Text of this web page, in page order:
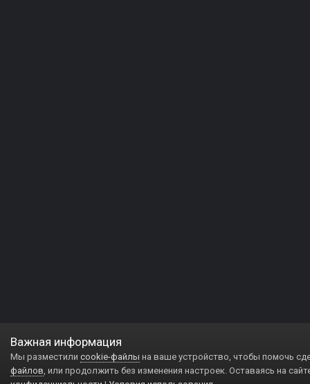
Важная информация
Мы разместили cookie-файлы на ваше устройство, чтобы помочь
файлов, или продолжить без изменения настроек. Оставаясь на